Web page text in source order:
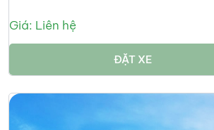
Giá: Liên hệ
ĐẶT XE